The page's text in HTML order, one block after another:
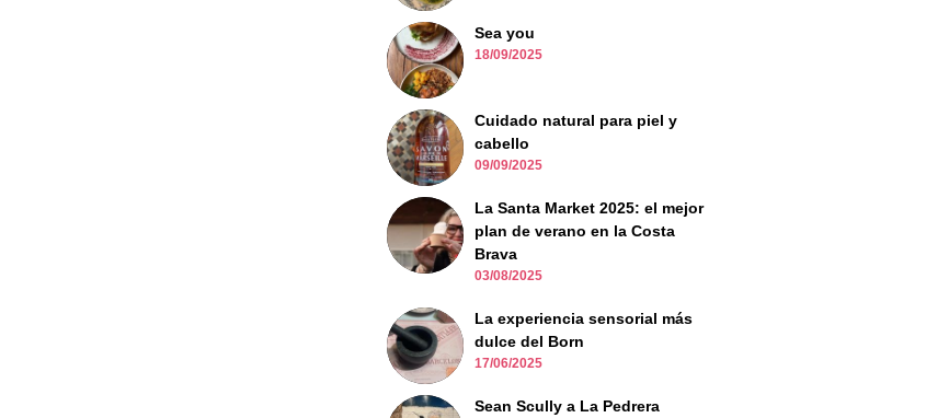
Sea you
18/09/2025
Cuidado natural para piel y
cabello
09/09/2025
La Santa Market 2025: el mejor
plan de verano en la Costa
Brava
03/08/2025
La experiencia sensorial más
dulce del Born
17/06/2025
Sean Scully a La Pedrera